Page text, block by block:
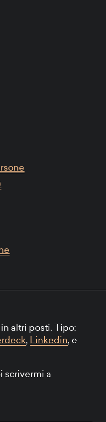
altri posti. Tipo:
, Linkedin, e
scrivermi a